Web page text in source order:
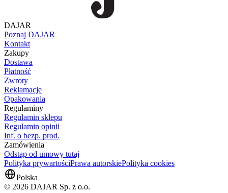
DAJAR
Poznaj DAJAR
Kontakt
Zakupy
Dostawa
Płatność
Zwroty
Reklamacje
Opakowania
Regulaminy
Regulamin sklepu
Regulamin opinii
Inf. o bezp. prod.
Zamówienia
Odstąp od umowy tutaj
Polityka prywartościPrawa autorskiePolityka cookies
Polska
© 2026 DAJAR Sp. z o.o.